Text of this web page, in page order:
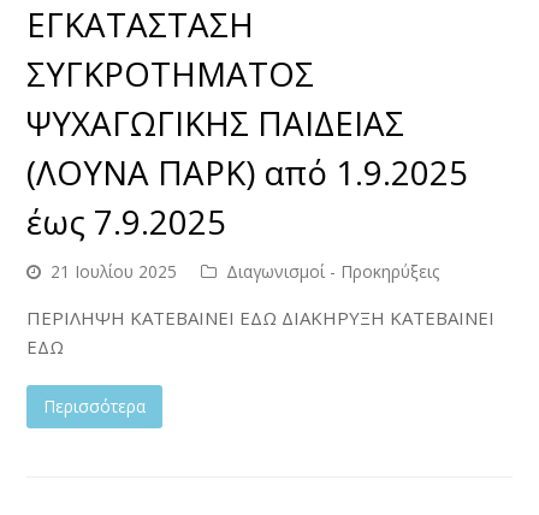
ΕΓΚΑΤΑΣΤΑΣΗ
ΣΥΓΚΡΟΤΗΜΑΤΟΣ
ΨΥΧΑΓΩΓΙΚΗΣ ΠΑΙΔΕΙΑΣ
(ΛΟΥΝΑ ΠΑΡΚ) από 1.9.2025
έως 7.9.2025
21 Ιουλίου 2025 Διαγωνισμοί - Προκηρύξεις
ΠΕΡΙΛΗΨΗ ΚΑΤΕΒΑΙΝΕΙ ΕΔΩ ΔΙΑΚΗΡΥΞΗ ΚΑΤΕΒΑΙΝΕΙ
ΕΔΩ
Περισσότερα